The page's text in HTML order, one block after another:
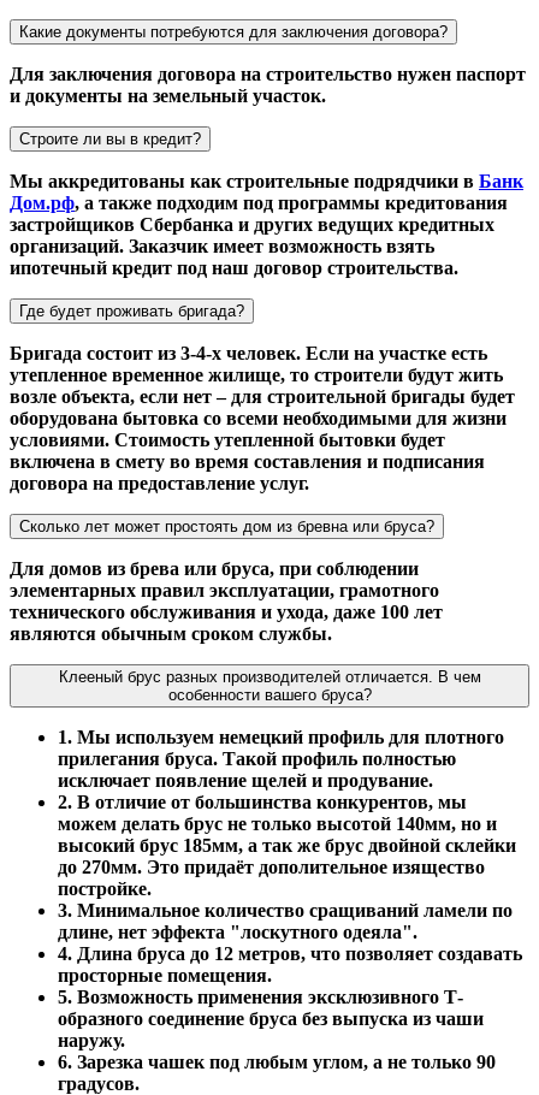
Какие документы потребуются для заключения договора?
Для заключения договора на строительство нужен паспорт
и документы на земельный участок.
Строите ли вы в кредит?
Мы аккредитованы как строительные подрядчики в Банк
Дом.рф, а также подходим под программы кредитования
застройщиков Сбербанка и других ведущих кредитных
организаций. Заказчик имеет возможность взять
ипотечный кредит под наш договор строительства.
Где будет проживать бригада?
Бригада состоит из 3-4-х человек. Если на участке есть
утепленное временное жилище, то строители будут жить
возле объекта, если нет – для строительной бригады будет
оборудована бытовка со всеми необходимыми для жизни
условиями. Стоимость утепленной бытовки будет
включена в смету во время составления и подписания
договора на предоставление услуг.
Сколько лет может простоять дом из бревна или бруса?
Для домов из брева или бруса, при соблюдении
элементарных правил эксплуатации, грамотного
технического обслуживания и ухода, даже 100 лет
являются обычным сроком службы.
Клееный брус разных производителей отличается. В чем
особенности вашего бруса?
1. Мы используем немецкий профиль для плотного
прилегания бруса. Такой профиль полностью
исключает появление щелей и продувание.
2. В отличие от большинства конкурентов, мы
можем делать брус не только высотой 140мм, но и
высокий брус 185мм, а так же брус двойной склейки
до 270мм. Это придаёт дополительное изящество
постройке.
3. Минимальное количество сращиваний ламели по
длине, нет эффекта "лоскутного одеяла".
4. Длина бруса до 12 метров, что позволяет создавать
просторные помещения.
5. Возможность применения эксклюзивного Т-
образного соединение бруса без выпуска из чаши
наружу.
6. Зарезка чашек под любым углом, а не только 90
градусов.